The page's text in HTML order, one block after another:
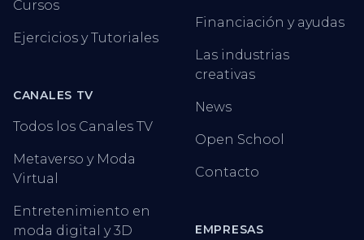
Cursos
Ejercicios y Tutoriales
CANALES TV
Todos los Canales TV
Metaverso y Moda
Virtual
Entretenimiento en
moda digital y 3D
Financiación y ayudas
Las industrias
creativas
News
Open School
Contacto
EMPRESAS